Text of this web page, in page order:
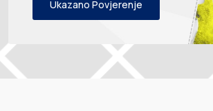
Ukazano Povjerenje